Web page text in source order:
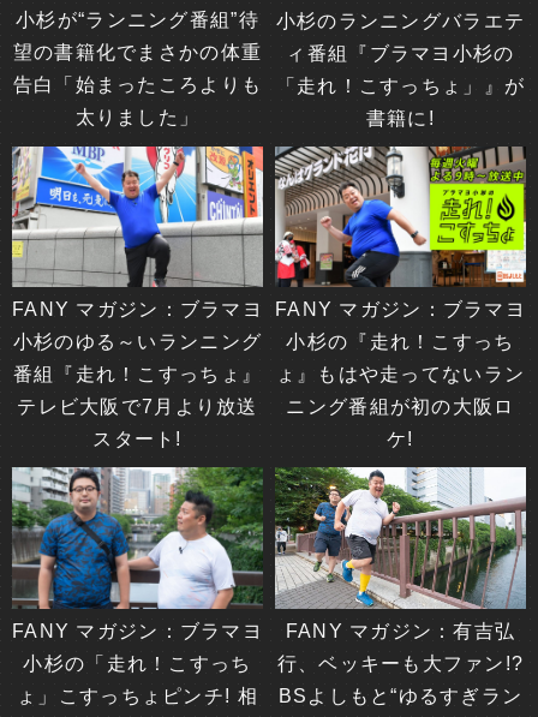
小杉が“ランニング番組”待
望の書籍化でまさかの体重
告白「始まったころよりも
太りました」
小杉のランニングバラエテ
ィ番組『ブラマヨ小杉の
「走れ！こすっちょ」』が
書籍に!
FANY マガジン：ブラマヨ
小杉のゆる～いランニング
番組『走れ！こすっちょ』
テレビ大阪で7月より放送
スタート!
FANY マガジン：ブラマヨ
小杉の『走れ！こすっち
ょ』もはや走ってないラン
ニング番組が初の大阪ロ
ケ!
FANY マガジン：ブラマヨ
小杉の「走れ！こすっち
ょ」こすっちょピンチ! 相
FANY マガジン：有吉弘
行、ベッキーも大ファン!?
BSよしもと“ゆるすぎラン